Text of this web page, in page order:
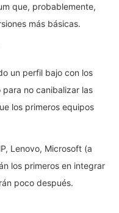
que, probablemente,
más básicas.
un perfil bajo con los
no canibalizar las
los primeros equipos
Lenovo, Microsoft (a
los primeros en integrar
poco después.